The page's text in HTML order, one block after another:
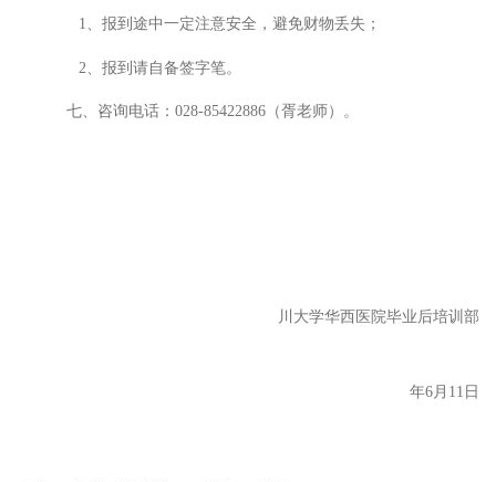
1、报到途中一定注意安全，避免财物丢失；
2、报到请自备签字笔。
七、咨询电话：028-85422886（胥老师）。
川大学华西医院毕业后培训部
年6月11日